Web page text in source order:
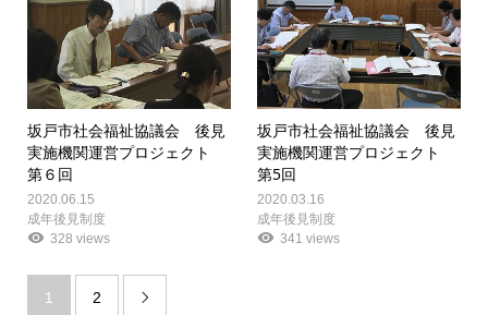
坂戸市社会福祉協議会 後見
実施機関運営プロジェクト
第６回
2020.06.15
成年後見制度
328 views
坂戸市社会福祉協議会 後見
実施機関運営プロジェクト
第5回
2020.03.16
成年後見制度
341 views
1 2 